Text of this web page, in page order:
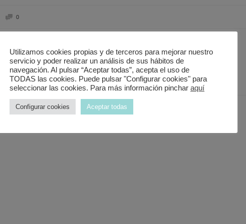
0
Utilizamos cookies propias y de terceros para mejorar nuestro
servicio y poder realizar un análisis de sus hábitos de
navegación. Al pulsar “Aceptar todas”, acepta el uso de
TODAS las cookies. Puede pulsar "Configurar cookies" para
seleccionar las cookies. Para más información pinchar aquí
Configurar cookies Aceptar todas